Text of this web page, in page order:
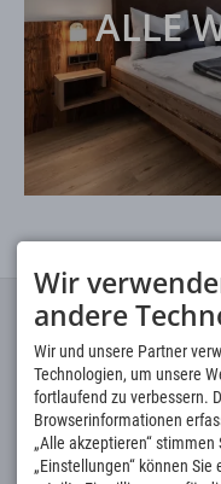
ALLE
ANSCHRIFT
Ferienwohnungen
Fellhornweg 1 a
6991 Riezlern Kleinwalsertal
buchung@fellhorn.at
MODERN &
Ihr zentrales Basislager für die
Wir
andere
Wir und unsere Partner
Technologien, um unsere
fortlaufend zu verbessern.
Browserinformationen
„Alle akzeptieren“
„Einstellungen“ können